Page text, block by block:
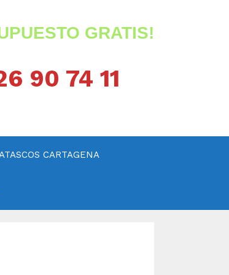
GRATIS!
90 74 11
CARTAGENA